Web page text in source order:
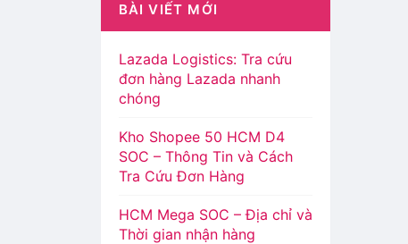
BÀI VIẾT MỚI
Lazada Logistics: Tra cứu
đơn hàng Lazada nhanh
chóng
Kho Shopee 50 HCM D4
SOC – Thông Tin và Cách
Tra Cứu Đơn Hàng
HCM Mega SOC – Địa chỉ và
Thời gian nhận hàng